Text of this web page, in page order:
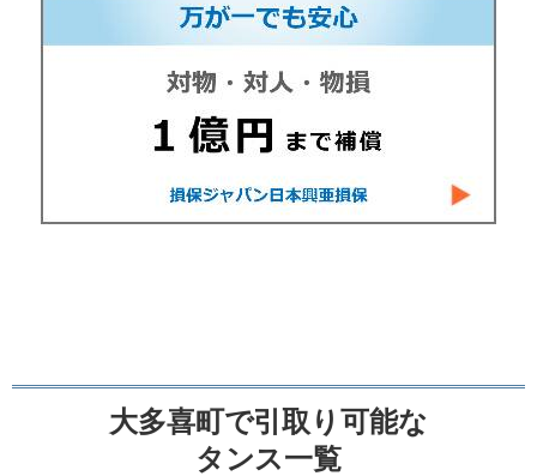
大多喜町で引取り可能な
タンス一覧